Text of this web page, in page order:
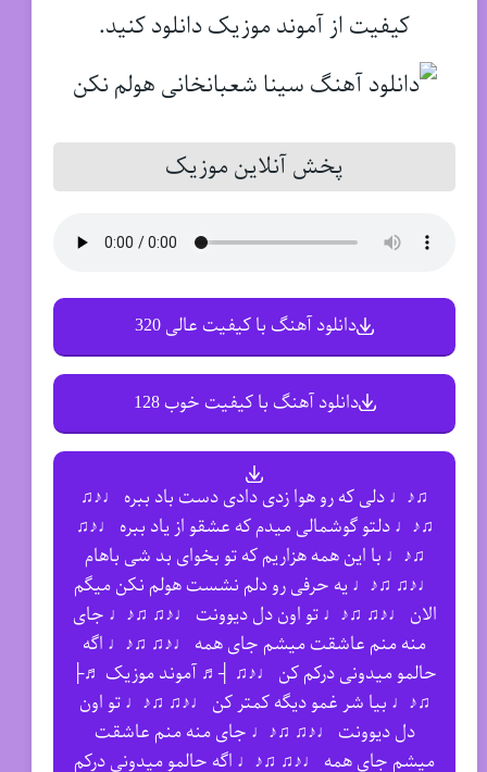
کیفیت از آموند موزیک دانلود کنید.
پخش آنلاین موزیک
دانلود آهنگ با کیفیت عالی 320
دانلود آهنگ با کیفیت خوب 128
♫♪♩ دلی که رو هوا زدی دادی دست باد ببره ♩♪♫
♫♪♩ دلتو گوشمالی میدم که عشقو از یاد ببره ♩♪♫
♫♪♩ با این همه هزاریم که تو بخوای بد شی باهام
♩♪♫ ♫♪♩ یه حرفی رو دلم نشست هولم نکن میگم
الان ♩♪♫ ♫♪♩ تو اون دل دیوونت ♩♪♫ ♫♪♩ جای
منه منم عاشقت میشم جای همه ♩♪♫ ♫♪♩ اگه
حالمو میدونی درکم کن ♩♪♫ ┤♬ آموند موزیک ♬├
♫♪♩ بیا شر غمو دیگه کمتر کن ♩♪♫ ♫♪♩ تو اون
دل دیوونت ♩♪♫ ♫♪♩ جای منه منم عاشقت
میشم جای همه ♩♪♫ ♫♪♩ اگه حالمو میدونی درکم